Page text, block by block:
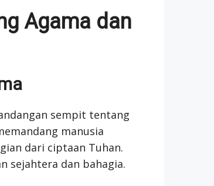
Agama dan
sempit tentang
manusia
dari ciptaan Tuhan.
sejahtera dan bahagia.